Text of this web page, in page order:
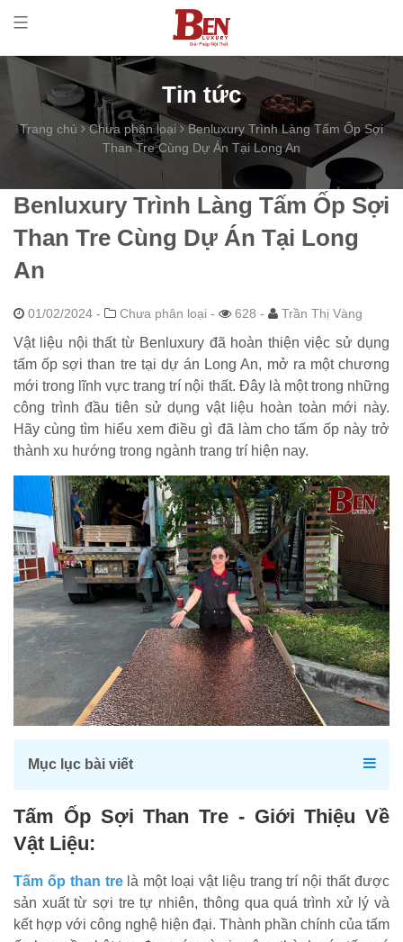
Tin tức
Trang chủ Chưa phân loại
Benluxury Trình Làng Tấm Ốp Sợi
Than Tre Cùng Dự Án Tại Long An
Benluxury Trình Làng Tấm Ốp Sợi
Than Tre Cùng Dự Án Tại Long
An
01/02/2024 - Chưa phân loại - 628 - Trần Thị Vàng
Vật liệu nội thất từ Benluxury đã hoàn thiện việc sử dụng
tấm ốp sợi than tre tại dự án Long An, mở ra một chương
mới trong lĩnh vực trang trí nội thất. Đây là một trong những
công trình đầu tiên sử dụng vật liệu hoàn toàn mới này.
Hãy cùng tìm hiểu xem điều gì đã làm cho tấm ốp này trở
thành xu hướng trong ngành trang trí hiện nay.
Mục lục bài viết
Tấm Ốp Sợi Than Tre - Giới Thiệu Về
Vật Liệu:
Tấm ốp than trelà một loại vật liệu trang trí nội thất được
sản xuất từ sợi tre tự nhiên, thông qua quá trình xử lý và
kết hợp với công nghệ hiện đại. Thành phần chính của tấm